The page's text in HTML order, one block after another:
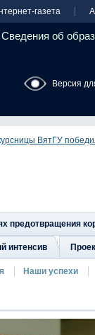
газета
Сведения об
Версия
ВятГУ
предотвращения
интенсив
Наши успехи